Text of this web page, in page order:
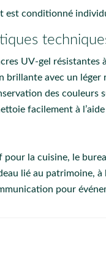
est conditionné
UV-gel résistantes
brillante avec un léger
des couleurs
facilement à
la cuisine, le
lié au patrimoine, à
pour